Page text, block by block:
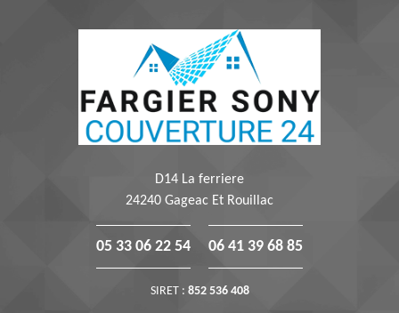
D14 La ferriere
24240 Gageac Et Rouillac
05 33 06 22 54 06 41 39 68 85
SIRET : 852 536 408